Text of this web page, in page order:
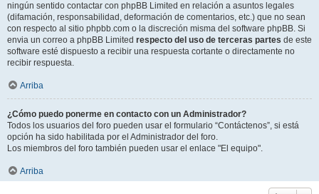
ningún sentido contactar con phpBB Limited en relación a asuntos legales
(difamación, responsabilidad, deformación de comentarios, etc.) que no sean
con respecto al sitio phpbb.com o la discreción misma del software phpBB. Si
envia un correo a phpBB Limited respecto del uso de terceras partes de este
software esté dispuesto a recibir una respuesta cortante o directamente no
recibir respuesta.
Arriba
¿Cómo puedo ponerme en contacto con un Administrador?
Todos los usuarios del foro pueden usar el formulario “Contáctenos”, si está
opción ha sido habilitada por el Administrador del foro.
Los miembros del foro también pueden usar el enlace "El equipo".
Arriba